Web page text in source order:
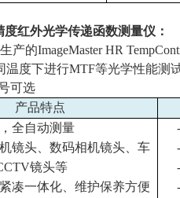
红外光学传递函数测量仪：
产的ImageMaster HR
温度下进行MTF等光学性能测
可选
产品特点
全自动测量
镜头、数码相机镜头、车
镜头等
凑一体化、维护保养方便
-
-
-
-